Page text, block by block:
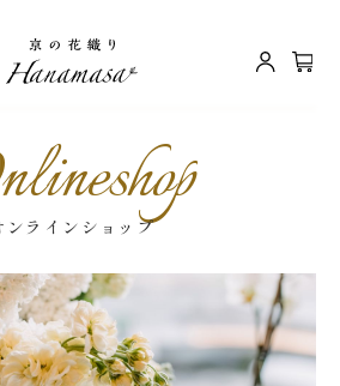
ンラインショップ